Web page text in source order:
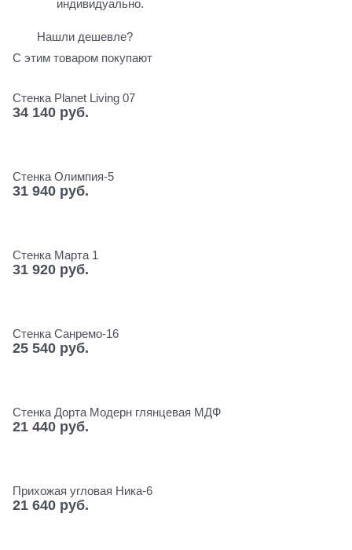
индивидуально.
Нашли дешевле?
С этим товаром покупают
Стенка Planet Living 07
34 140 руб.
Стенка Олимпия-5
31 940 руб.
Стенка Марта 1
31 920 руб.
Стенка Санремо-16
25 540 руб.
Стенка Дорта Модерн глянцевая МДФ
21 440 руб.
Прихожая угловая Ника-6
21 640 руб.